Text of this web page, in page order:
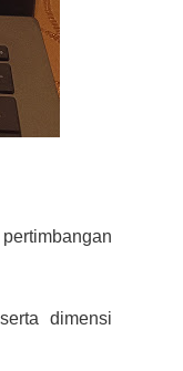
dimensi